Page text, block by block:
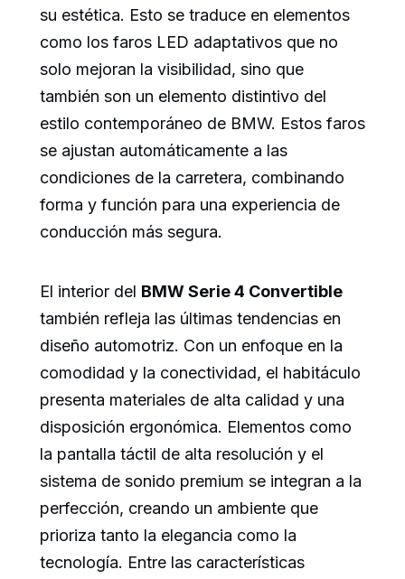
su estética. Esto se traduce en elementos
como los faros LED adaptativos que no
solo mejoran la visibilidad, sino que
también son un elemento distintivo del
estilo contemporáneo de BMW. Estos faros
se ajustan automáticamente a las
condiciones de la carretera, combinando
forma y función para una experiencia de
conducción más segura.
El interior del BMW Serie 4 Convertible
también refleja las últimas tendencias en
diseño automotriz. Con un enfoque en la
comodidad y la conectividad, el habitáculo
presenta materiales de alta calidad y una
disposición ergonómica. Elementos como
la pantalla táctil de alta resolución y el
sistema de sonido premium se integran a la
perfección, creando un ambiente que
prioriza tanto la elegancia como la
tecnología. Entre las características